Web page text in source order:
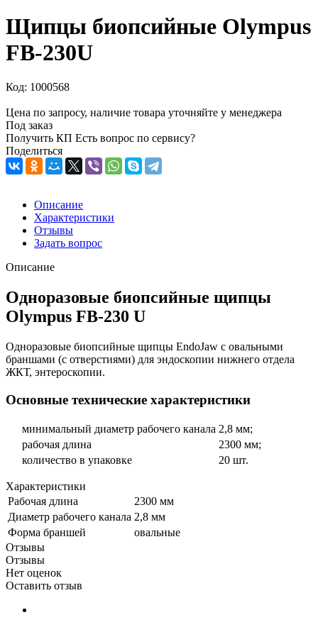
Щипцы биопсийные Olympus
FB-230U
Код: 1000568
Цена по запросу, наличие товара уточняйте у менеджера
Под заказ
Получить КП Есть вопрос по сервису?
Поделиться
Описание
Характеристики
Отзывы
Задать вопрос
Описание
Одноразовые биопсийные щипцы
Olympus FB-230 U
Одноразовые биопсийные щипцы EndoJaw с овальными
браншами (с отверстиями) для эндоскопии нижнего отдела
ЖКТ, энтероскопии.
Основные технические характеристики
минимальный диаметр рабочего канала 2,8 мм;
рабочая длина
2300 мм;
количество в упаковке
20 шт.
Характеристики
Рабочая длина
2300 мм
Диаметр рабочего канала 2,8 мм
Форма браншей
овальные
Отзывы
Отзывы
Нет оценок
Оставить отзыв